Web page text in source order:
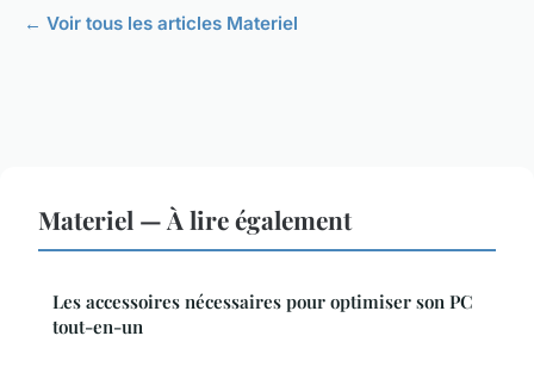
← Voir tous les articles Materiel
Materiel — À lire également
Les accessoires nécessaires pour optimiser son PC
tout-en-un